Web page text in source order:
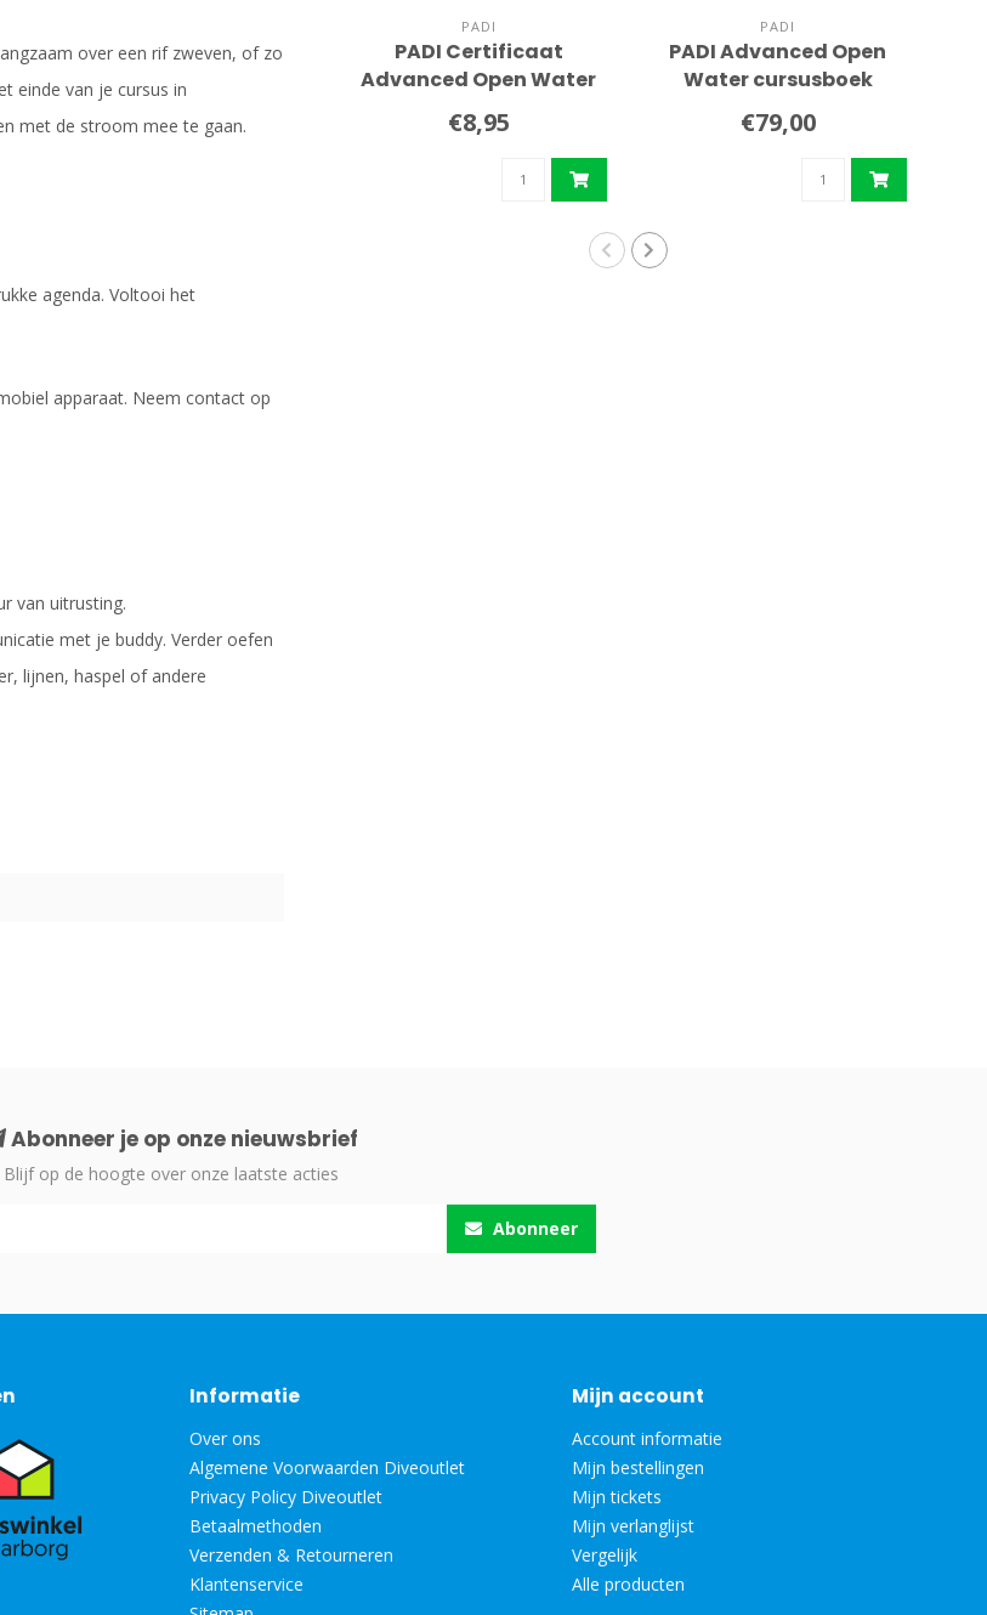
over een rif zweven, of zo
einde van je cursus in
met de stroom mee te gaan.
agenda. Voltooi het
apparaat. Neem contact op
van uitrusting.
met je buddy. Verder oefen
lijnen, haspel of andere
PADI
PADI Certificaat
Advanced Open Water
Diver
€8,95
PADI
PADI Advanced Open
Water cursusboek
€79,00
Abonneer je op onze nieuwsbrief
Blijf op de hoogte over onze laatste acties
Abonneer
Informatie
Over ons
Algemene Voorwaarden Diveoutlet
Privacy Policy Diveoutlet
Betaalmethoden
Verzenden & Retourneren
Klantenservice
Mijn account
Account informatie
Mijn bestellingen
Mijn tickets
Mijn verlanglijst
Vergelijk
Alle producten